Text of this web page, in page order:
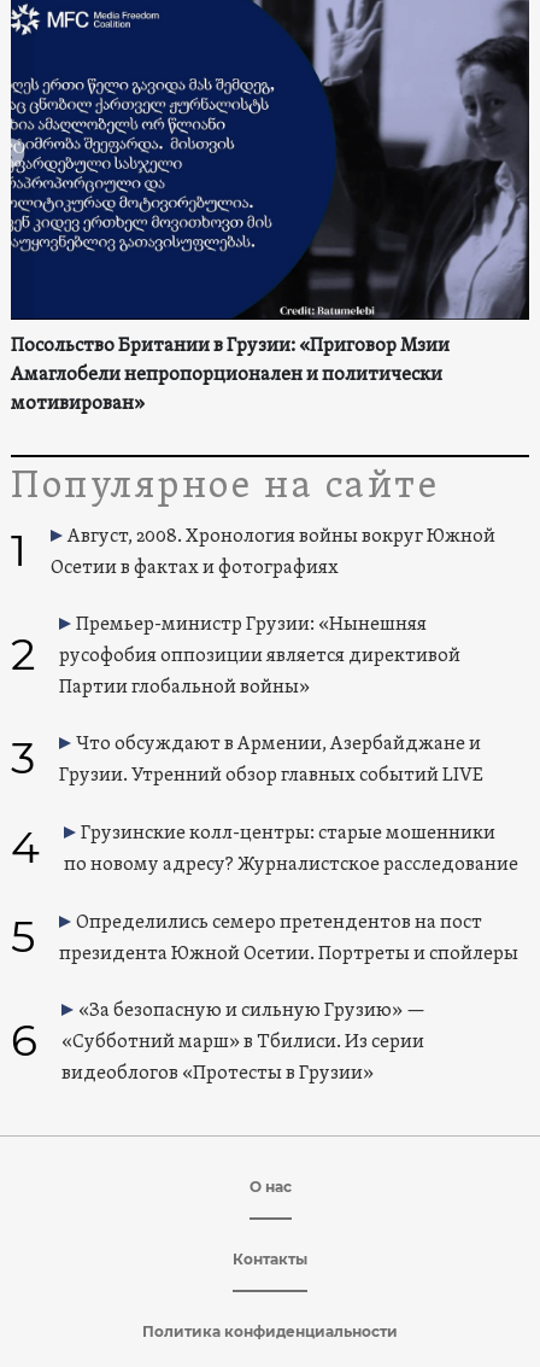
Посольство Британии в Грузии: «Приговор Мзии
Амаглобели непропорционален и политически
мотивирован»
Популярное на сайте
1
Август, 2008. Хронология войны вокруг Южной
Осетии в фактах и фотографиях
2
Премьер-министр Грузии: «Нынешняя
русофобия оппозиции является директивой
Партии глобальной войны»
3
Что обсуждают в Армении, Азербайджане и
Грузии. Утренний обзор главных событий LIVE
4
Грузинские колл-центры: старые мошенники
по новому адресу? Журналистское расследование
5
Определились семеро претендентов на пост
президента Южной Осетии. Портреты и спойлеры
6
«За безопасную и сильную Грузию» —
«Субботний марш» в Тбилиси. Из серии
видеоблогов «Протесты в Грузии»
О нас
Контакты
Политика конфиденциальности